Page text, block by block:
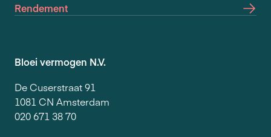
Rendement
Bloei vermogen N.V.
De Cuserstraat 91
1081 CN Amsterdam
020 671 38 70